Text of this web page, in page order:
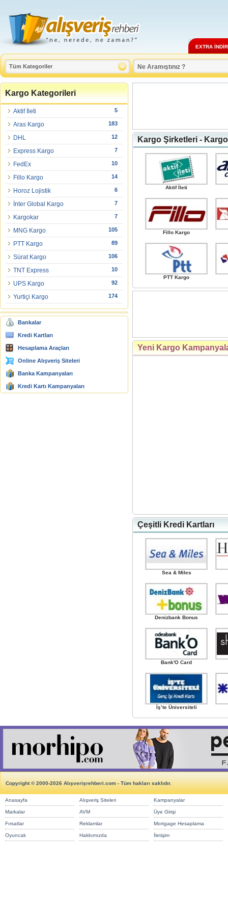
EXTRA
Kargo Kategorileri
Aktif İleti 5
Aras Kargo 183
DHL 12
Express Kargo 7
FedEx 10
Fillo Kargo 14
Horoz Lojistik 6
İnter Global Kargo 7
Kargokar 7
MNG Kargo 105
PTT Kargo 89
Sürat Kargo 106
TNT Express 10
UPS Kargo 92
Yurtiçi Kargo 174
Bankalar
Kredi Kartları
Hesaplama Araçları
Online Alışveriş Siteleri
Banka Kampanyaları
Kredi Kartı Kampanyaları
Kargo Şirketleri -
Aktif İleti
Fillo Kargo
PTT Kargo
Yeni Kargo
Çeşitli Kredi Kartları
Sea & Miles
Denizbank Bonus
Bank'O Card
İş’te Üniversiteli
Copyright © 2000-2026 Alışverişrehberi.com - Tüm hakları saklıdır.
Anasayfa Alışveriş Siteleri Kampanyalar
Markalar AVM Üye Girişi
Fırsatlar Reklamlar Mortgage Hesaplama
Oyuncak Hakkımızda İletişim